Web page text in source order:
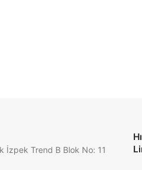
İzpek Trend B Blok No: 11